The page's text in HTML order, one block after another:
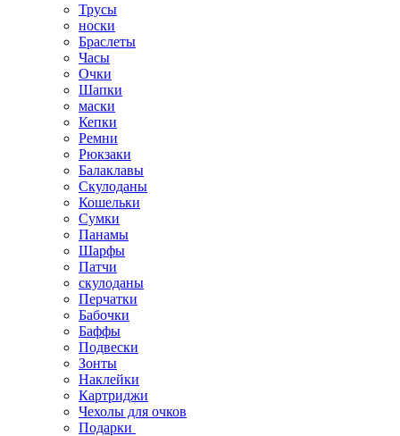
Трусы
носки
Браслеты
Часы
Очки
Шапки
маски
Кепки
Ремни
Рюкзаки
Балаклавы
Скулоданы
Кошельки
Сумки
Панамы
Шарфы
Патчи
скулоданы
Перчатки
Бабочки
Баффы
Подвески
Зонты
Наклейки
Картриджи
Чехолы для очков
Подарки